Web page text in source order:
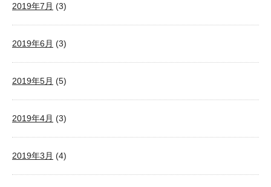
2019年7月 (3)
2019年6月 (3)
2019年5月 (5)
2019年4月 (3)
2019年3月 (4)